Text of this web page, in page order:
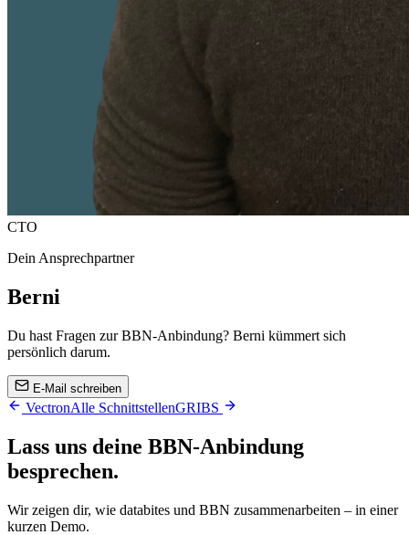
CTO
Dein Ansprechpartner
Berni
Du hast Fragen zurBBN-Anbindung? Berni kümmert sich
persönlich darum.
E-Mail schreiben
VectronAlle SchnittstellenGRIBS
Lass uns deine BBN-Anbindung
besprechen.
Wir zeigen dir, wie databites und BBN zusammenarbeiten – in einer
kurzen Demo.